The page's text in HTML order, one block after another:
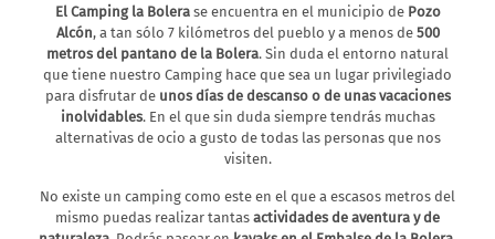
El Camping la Bolera ha cumplido ya 30 años de historia.
El Camping la Bolerase encuentra en el municipio dePozo
Alcón, a tan sólo 7 kilómetros del pueblo y a menos de 500
metros del pantano de la Bolera. Sin duda el entorno natural
que tiene nuestro Camping hace que sea un lugar privilegiado
para disfrutar de unos días de descanso o de unas vacaciones
inolvidables. En el que sin duda siempre tendrás muchas
alternativas de ocio a gusto de todas las personas que nos
visiten.
No existe un camping como este en el que a escasos metros del
mismo puedas realizar tantas actividades de aventura y de